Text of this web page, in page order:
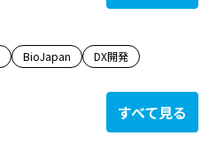
BioJapan
DX開発
すべて見る